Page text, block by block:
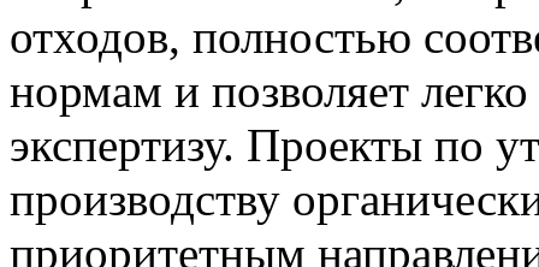
отходов, полностью
нормам и позволяет
экспертизу. Проекты по
производству
приоритетным